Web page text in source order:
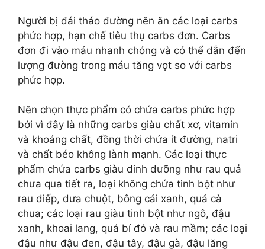
Người bị đái tháo đường nên ăn các loại carbs
phức hợp, hạn chế tiêu thụ carbs đơn. Carbs
đơn đi vào máu nhanh chóng và có thể dẫn đến
lượng đường trong máu tăng vọt so với carbs
phức hợp.
Nên chọn thực phẩm có chứa carbs phức hợp
bởi vì đây là những carbs giàu chất xơ, vitamin
và khoáng chất, đồng thời chứa ít đường, natri
và chất béo không lành mạnh. Các loại thực
phẩm chứa carbs giàu dinh dưỡng như rau quả
chưa qua tiết ra, loại không chứa tinh bột như
rau diếp, dưa chuột, bông cải xanh, quả cà
chua; các loại rau giàu tinh bột như ngô, đậu
xanh, khoai lang, quả bí đỏ và rau mầm; các loại
đậu như đậu đen, đậu tây, đậu gà, đậu lăng